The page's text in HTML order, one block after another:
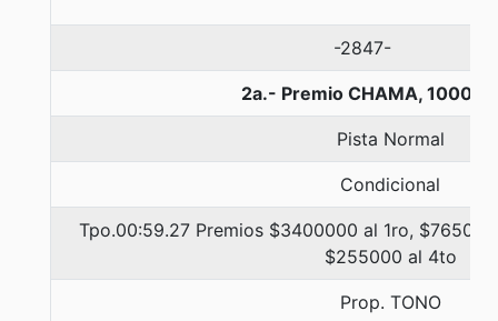
-2847-
2a.- Premio CHAMA, 1000
Pista Normal
Condicional
Tpo.00:59.27 Premios $3400000 al 1ro,
$255000 al 4to
Prop. TONO